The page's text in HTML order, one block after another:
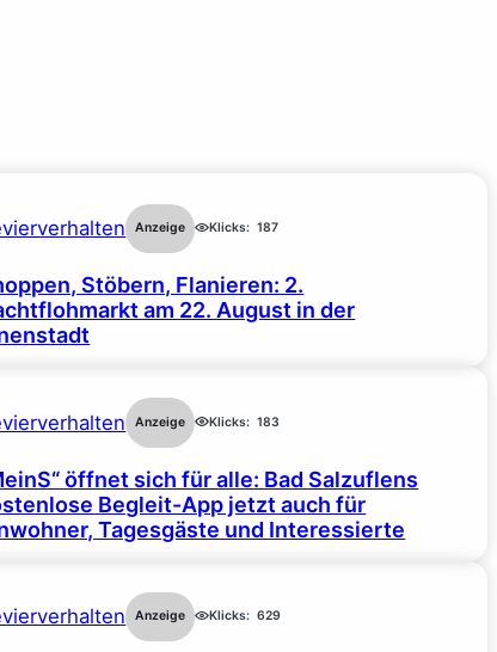
Anzeige Klicks: 187
Stöbern, Flanieren: 2.
am 22. August in der
Anzeige Klicks: 183
öffnet sich für alle: Bad Salzuflens
Begleit-App jetzt auch für
Tagesgäste und Interessierte
Anzeige Klicks: 629